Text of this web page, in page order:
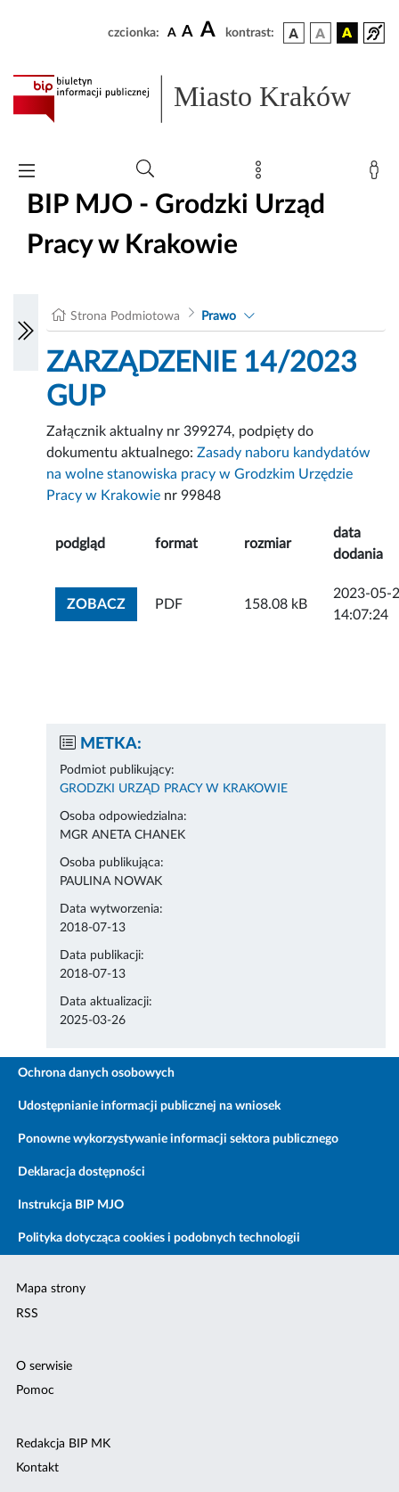
czcionka: A A A kontrast:
Miasto Kraków
BIP MJO - Grodzki Urząd
Pracy w Krakowie
Strona Podmiotowa Prawo
ZARZĄDZENIE 14/2023
GUP
Załącznik aktualny nr 399274, podpięty do
dokumentu aktualnego:Zasady naboru kandydatów
na wolne stanowiska pracy w Grodzkim Urzędzie
Pracy w Krakowie nr 99848
podgląd format rozmiar
data
dodania
ZOBACZZOBACZ ZAŁĄCZNIK
PDF 158.08 kB
2023-05-
14:07:24
METKA:
Podmiot publikujący:
GRODZKI URZĄD PRACY W KRAKOWIE
Osoba odpowiedzialna:
MGR ANETA CHANEK
Osoba publikująca:
PAULINA NOWAK
Data wytworzenia:
2018-07-13
Data publikacji:
2018-07-13
Data aktualizacji:
2025-03-26
Ochrona danych osobowych
Udostępnianie informacji publicznej na wniosek
Ponowne wykorzystywanie informacji sektora publicznego
Deklaracja dostępności
Instrukcja BIP MJO
Polityka dotycząca cookies i podobnych technologii
Mapa strony
RSS
O serwisie
Pomoc
Redakcja BIP MK
Kontakt